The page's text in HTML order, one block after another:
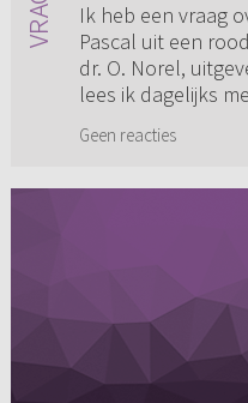
Ik heb een vraag
Pascal uit een
dr. O. Norel,
lees ik dagelijks
Geen reacties